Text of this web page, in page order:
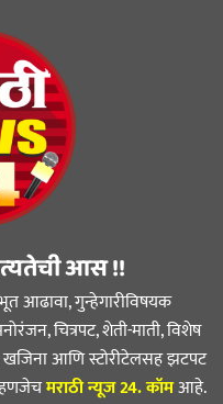
आस !!
आढावा, गुन्हेगारीविषयक
चित्रपट, शेती-माती, विशेष
खजिना आणि स्टोरीटेलसह झटपट
मराठी न्यूज 24. कॉमआहे.